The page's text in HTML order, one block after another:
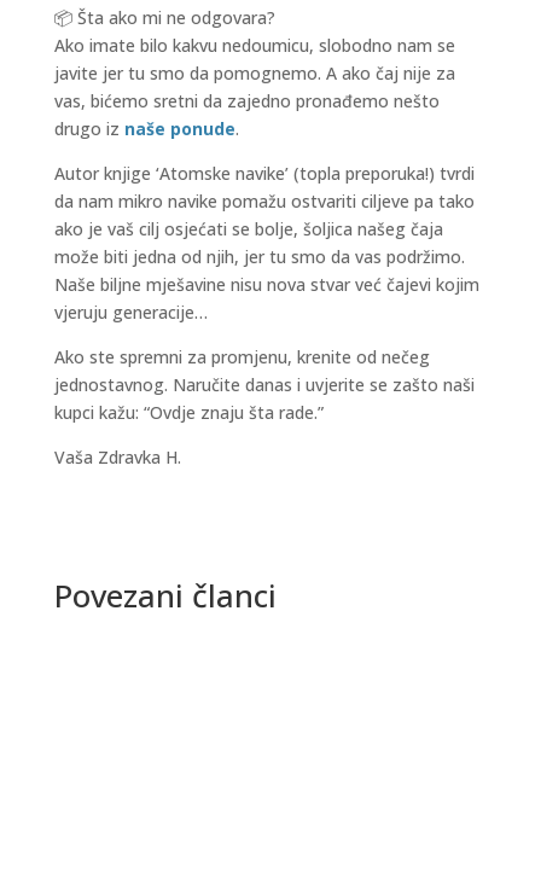
📦 Šta ako mi ne odgovara?
Ako imate bilo kakvu nedoumicu, slobodno nam se
javite jer tu smo da pomognemo. A ako čaj nije za
vas, bićemo sretni da zajedno pronađemo nešto
drugo iz naše ponude.
Autor knjige ‘Atomske navike’ (topla preporuka!) tvrdi
da nam mikro navike pomažu ostvariti ciljeve pa tako
ako je vaš cilj osjećati se bolje, šoljica našeg čaja
može biti jedna od njih, jer tu smo da vas podržimo.
Naše biljne mješavine nisu nova stvar već čajevi kojim
vjeruju generacije…
Ako ste spremni za promjenu, krenite od nečeg
jednostavnog. Naručite danas i uvjerite se zašto naši
kupci kažu: “Ovdje znaju šta rade.”
Vaša Zdravka H.
Povezani članci